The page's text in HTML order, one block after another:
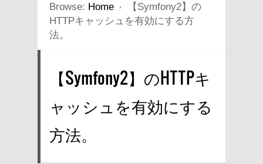
Browse: Home
【Symfony2】の
HTTPキャッシュを有効にする方
法。
【Symfony2】のHTTPキ
ャッシュを有効にする
方法。